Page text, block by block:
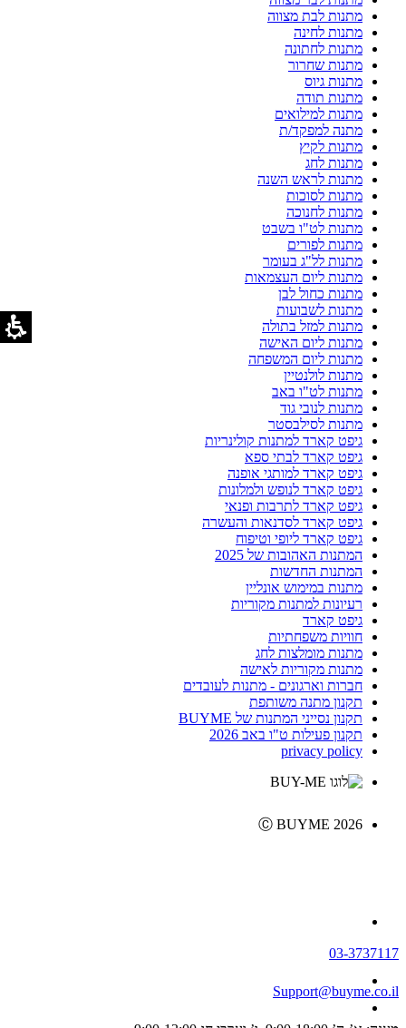
מתנות לבת מצווה
מתנות לחינה
מתנות לחתונה
מתנות שחרור
מתנות גיוס
מתנות תודה
מתנות למילואים
מתנה למפקד/ת
מתנות לקיץ
מתנות לחג
מתנות לראש השנה
מתנות לסוכות
מתנות לחנוכה
מתנות לט"ו בשבט
מתנות לפורים
מתנות לל"ג בעומר
מתנות ליום העצמאות
מתנות כחול לבן
מתנות לשבועות
מתנות למזל בתולה
מתנות ליום האישה
מתנות ליום המשפחה
מתנות לולנטיין
מתנות לט"ו באב
מתנות לנובי גוד
מתנות לסילבסטר
גיפט קארד למתנות קולינריות
גיפט קארד לבתי ספא
גיפט קארד למותגי אופנה
גיפט קארד לנופש ולמלונות
גיפט קארד לתרבות ופנאי
גיפט קארד לסדנאות והעשרה
גיפט קארד ליופי וטיפוח
המתנות האהובות של 2025
המתנות החדשות
מתנות במימוש אונליין
רעיונות למתנות מקוריות
גיפט קארד
חוויות משפחתיות
מתנות מומלצות לחג
מתנות מקוריות לאישה
חברות וארגונים - מתנות לעובדים
תקנון מתנה משותפת
תקנון נסייני המתנות של BUYME
תקנון פעילות ט"ו באב 2026
privacy policy
Ⓒ BUYME 2026
03-3737117
Support@buyme.co.il